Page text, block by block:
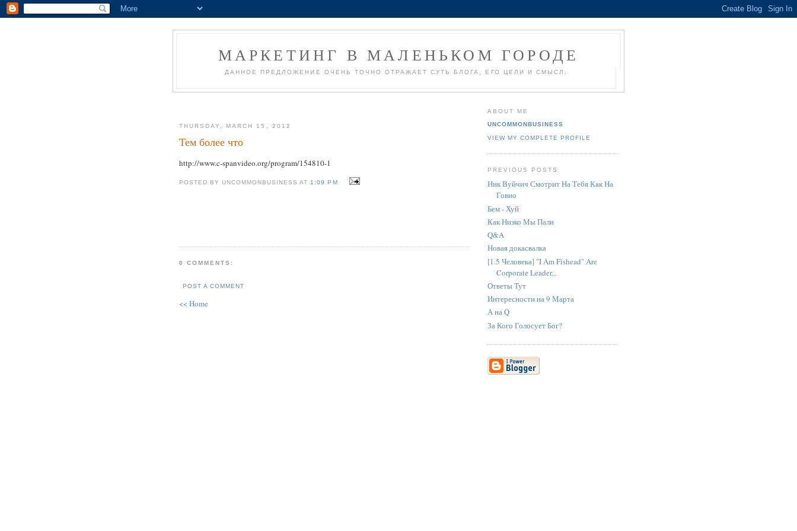
МАРКЕТИНГ В МАЛЕНЬКОМ ГОРОДЕ
ДАННОЕ ПРЕДЛОЖЕНИЕ ОЧЕНЬ ТОЧНО ОТРАЖАЕТ СУТЬ БЛОГА, ЕГО ЦЕЛИ И СМЫСЛ.
THURSDAY, MARCH 15, 2012
Тем более что
http://www.c-spanvideo.org/program/154810-1
POSTED BY UNCOMMONBUSINESS AT1:09 PM
0 COMMENTS:
POST A COMMENT
<< Home
ABOUT ME
UNCOMMONBUSINESS
VIEW MY COMPLETE PROFILE
PREVIOUS POSTS
Ник Вуйчич Смотрит На Тебя Как На
Говно
Бем - Хуй
Как Низко Мы Пали
Q&A
Новая докасвалка
[1.5 Человека] "I Am Fishead" Are
Corporate Leader...
Ответы Тут
Интересности на 9 Марта
А на Q
За Кого Голосует Бог?